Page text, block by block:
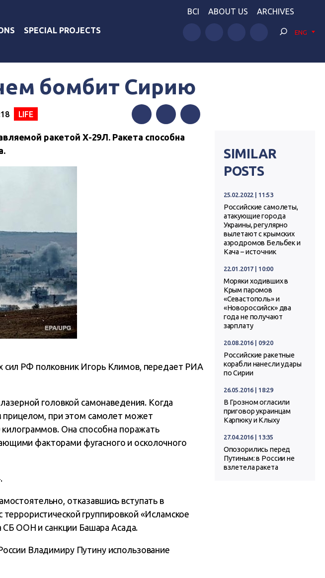
SPECIAL PROJECTS
BCI ABOUT US ARCHIVES
ENG
бомбит Сирию
LIFE
FacebookTwitterTelegram
ракетой Х-29Л. Ракета способна
сил РФ полковник Игорь Климов, передает РИА
головкой самонаведения. Когда
прицелом, при этом самолет может
килограммов. Она способна поражать
факторами фугасного и осколочного
отказавшись вступать в
группировкой «Исламское
СБ ООН и санкции Башара Асада.
Владимиру Путину использование
SIMILAR
POSTS
25.02.2022 | 11:53
Российские самолеты,
атакующие города
Украины, регулярно
вылетают с крымских
аэродромов Бельбек и
Кача – источник
22.01.2017 | 10:00
Моряки ходивших в
Крым паромов
«Севастополь» и
«Новороссийск» два
года не получают
зарплату
20.08.2016 | 09:20
Российские ракетные
корабли нанесли удары
по Сирии
26.05.2016 | 18:29
В Грозном огласили
приговор украинцам
Карпюку и Клыху
27.04.2016 | 13:35
Опозорились перед
Путиным: в России не
взлетела ракета